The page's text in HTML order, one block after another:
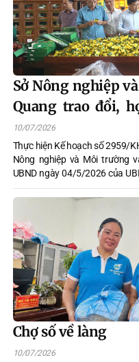
Sở Nông nghiệp
Quang trao đổi,
công tác quản lý
nông nghiệp và
Nguyên
10/07/2026
Thực hiện Kế hoạch số 2959/
Nông nghiệp và Môi trường
UBND ngày 04/5/2026 của
công tác đo đạc, lập bản đồ
thành cơ sở dữ liệu đất đai
hiện các nhiệm vụ phát triển
trường;
Chợ số về làng
10/07/2026